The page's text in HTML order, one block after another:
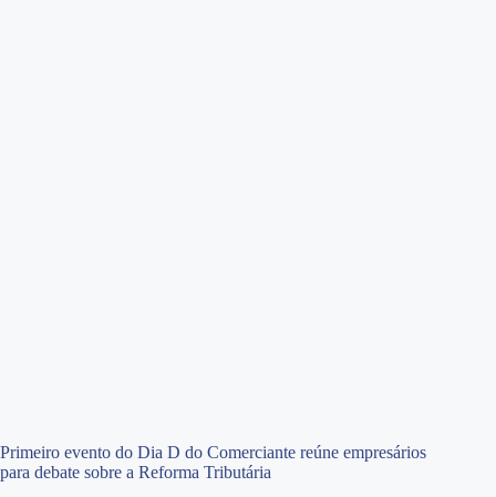
Primeiro evento do Dia D do Comerciante reúne empresários
para debate sobre a Reforma Tributária